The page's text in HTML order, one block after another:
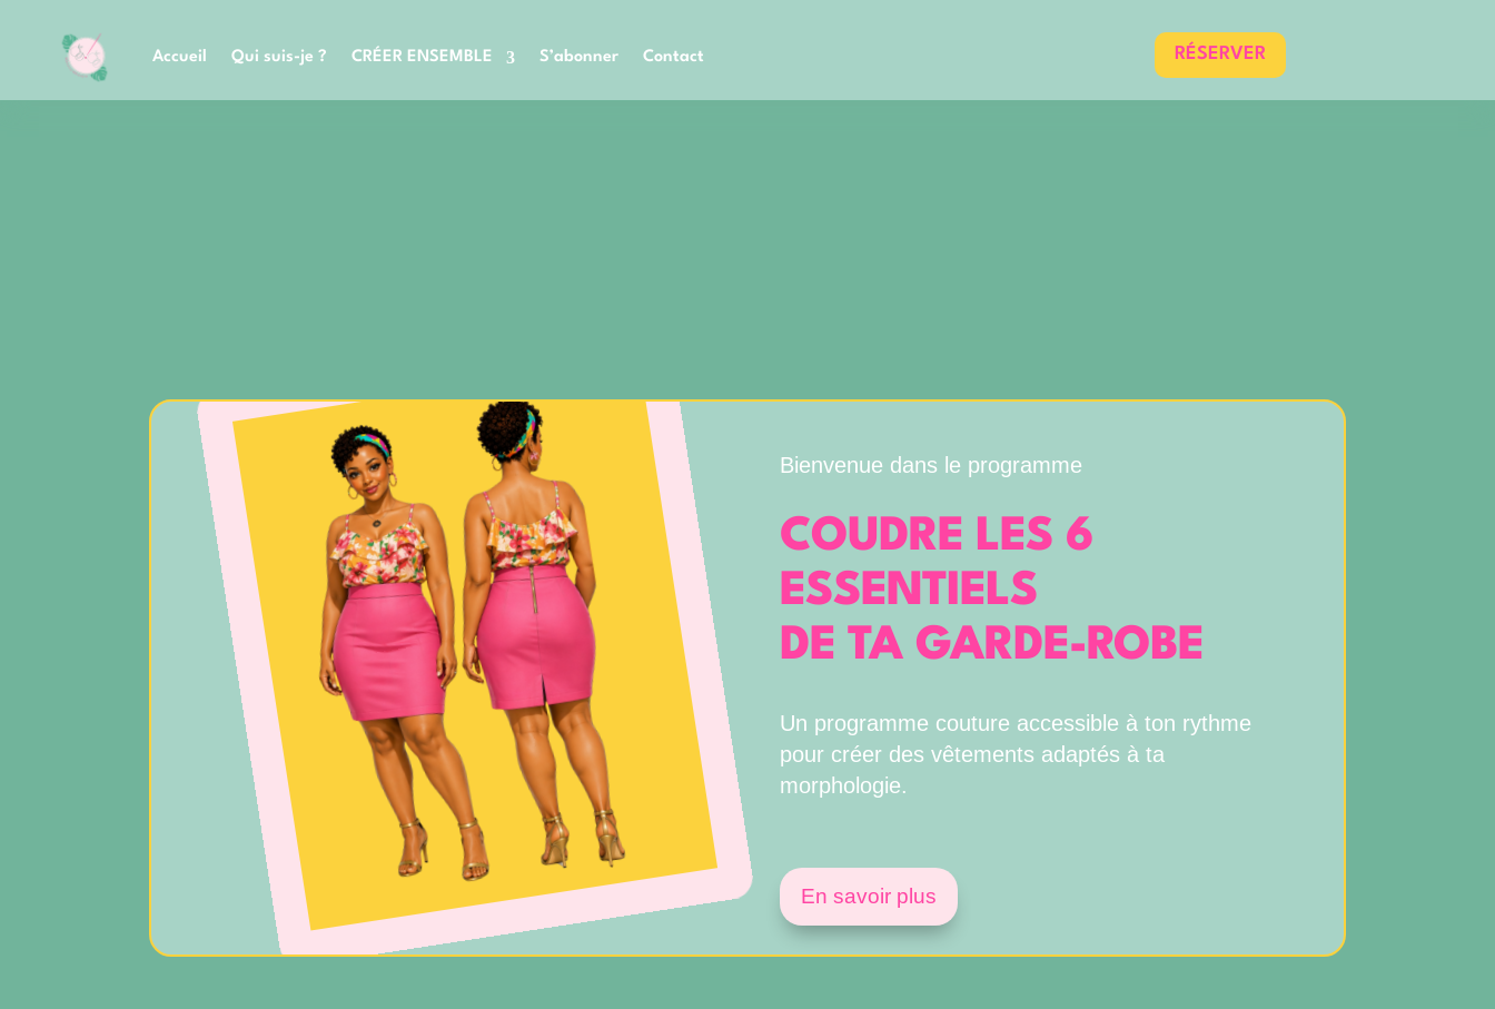
Accueil Qui suis-je ? CRÉER ENSEMBLE S’abonner Contact RÉSERVER
Bienvenue dans le programme
COUDRE LES 6
ESSENTIELS
DE TA GARDE-ROBE
Un programme couture accessible à ton rythme
pour créer des vêtements adaptés à ta
morphologie.
En savoir plus